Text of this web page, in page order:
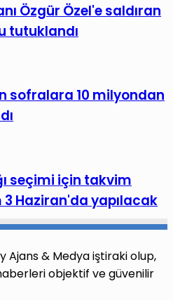
Özgür Özel'e saldıran
tutuklandı
sofralara 10 milyondan
seçimi için takvim
Haziran'da yapılacak
Ajans & Medya iştiraki olup,
objektif ve güvenilir